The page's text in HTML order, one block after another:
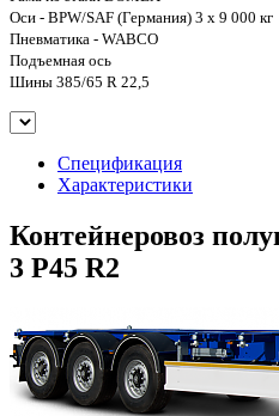
Оси - BPW/SAF (Германия) 3 х 9 000 кг
Пневматика - WABCO
Подъемная ось
Шины 385/65 R 22,5
Спецификация
Характеристики
Контейнеровоз
3 P45 R2